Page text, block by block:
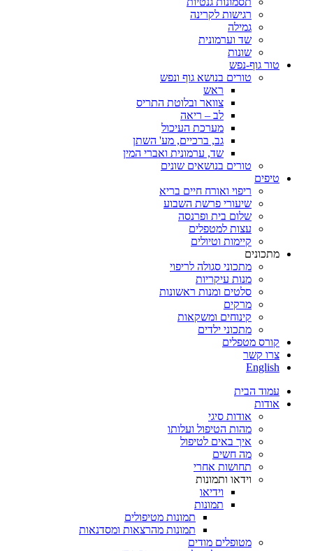
רגישות לקרינה
גמילה
שד וערמונית
שונות
טור גוף-נפש
טורים בנושא גוף ונפש
ראש
צוואר ובלוטת התריס
לב – ריאה
מערכת העיכול
גב, ברכיים, מע' השתן
שד, ערמונית ואברי המין
טורים בנושאים שונים
טיפים
ריפוי ואורח חיים בריא
שיעורי פרשת השבוע
שלום בית ופרנסה
עצות למטפלים
קיימות וטיולים
מתכונים
מתכוני סגולה לריפוי
מנות עיקריות
סלטים ומנות ראשונות
מרקים
קינוחים ומשקאות
מתכוני ילדים
קורס מטפלים
צרו קשר
English
עמוד הבית
אודות
אודות סיגי
מהות הטיפול ועלותו
איך באים לטיפול
מה חשים
תחושות אחרי
וידאו ותמונות
וידיאו
תמונות
תמונות מטיפולים
תמונות מהרצאות ומסדנאות
מטופלים מודים